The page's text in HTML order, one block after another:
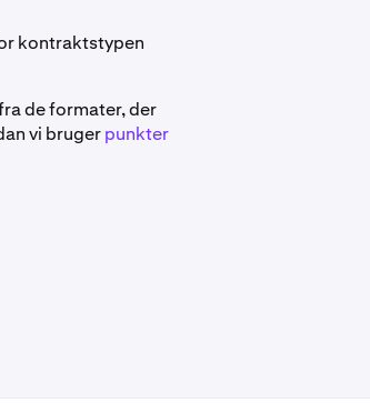
kontraktstypen
de formater, der
vi brugerpunkter